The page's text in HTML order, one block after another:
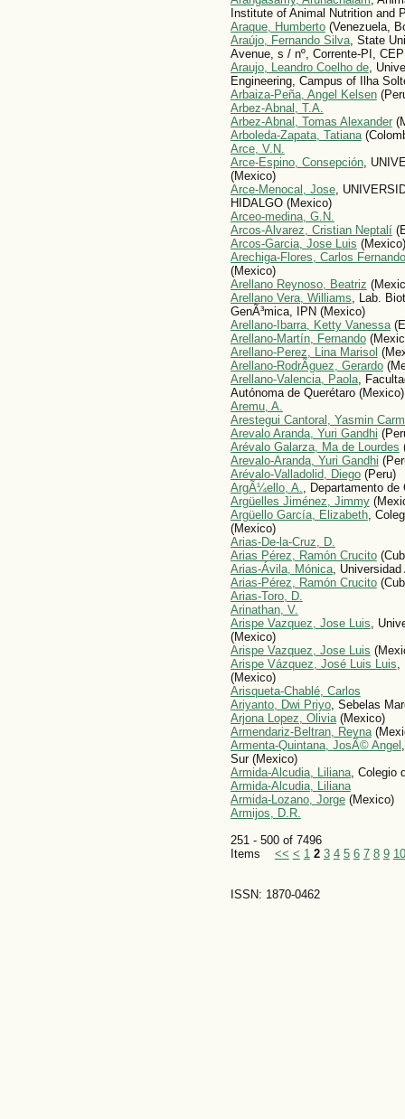
Institute of Animal Nutrition and
Araque, Humberto(Venezuela,
Araújo, Fernando Silva, State
Avenue, s / nº, Corrente-PI,
Araujo, Leandro Coelho de,
Engineering, Campus of Ilha
Arbaiza-Peña, Angel Kelsen
Arbez-Abnal, T.A.
Arbez-Abnal, Tomas Alexander
Arboleda-Zapata, Tatiana
Arce, V.N.
Arce-Espino, Consepción,
(Mexico)
Arce-Menocal, Jose,
HIDALGO (Mexico)
Arceo-medina, G.N.
Arcos-Alvarez, Cristian Neptalí
Arcos-Garci­a, Jose Luis (Mexico)
Arechiga-Flores, Carlos Fernando
(Mexico)
Arellano Reynoso, Beatriz
Arellano Vera, Williams , Lab.
GenÃ³mica, IPN (Mexico)
Arellano-Ibarra, Ketty Vanessa
Arellano-Martín, Fernando
Arellano-Perez, Lina Marisol
Arellano-RodrÃ­guez, Gerardo
Arellano-Valencia, Paola,
Autónoma de Querétaro (Mexico)
Aremu, A.
Arestegui Cantoral, Yasmin
Arevalo Aranda, Yuri Gandhi
Arévalo Galarza, Ma de Lourdes
Arevalo-Aranda, Yuri Gandhi
Arévalo-Valladolid, Diego(Peru)
ArgÃ¼ello, A.
, Departamento
Argüelles Jiménez, Jimmy
Argüello García, Elizabeth,
(Mexico)
Ari­as-De-la-Cruz, D.
Arias Pérez, Ramón Crucito
Arias-Ávila, Mónica,
Arias-Pérez, Ramón Crucito
Arias-Toro, D.
Arinathan, V.
Arispe Vazquez, Jose Luis ,
(Mexico)
Arispe Vazquez, Jose Luis
Arispe Vázquez, José Luis Luis
(Mexico)
Arisqueta-Chablé, Carlos
Ariyanto, Dwi Priyo, Sebelas
Arjona Lopez, Olivia(Mexico)
Armendariz-Beltran, Reyna
Armenta-Quintana, JosÃ© Angel
Sur (Mexico)
Armida-Alcudia, Liliana, Colegio
Armida-Alcudia, Liliana
Armida-Lozano, Jorge(Mexico)
Armijos, D.R.
251 - 500 of 7496
Items << < 1 2 3 4 5 6 7 8 9 10
ISSN: 1870-0462